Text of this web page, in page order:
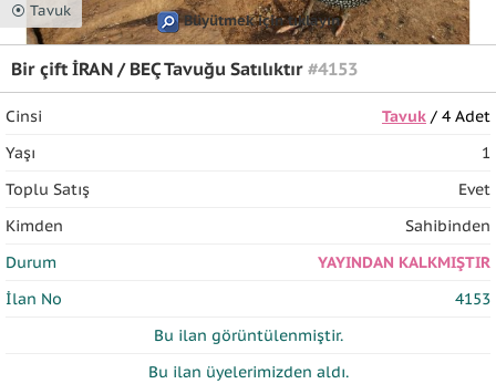
⦿ Tavuk
Büyütmek için tıklayın
Bir çift İRAN / BEÇ Tavuğu Satılıktır #4153
Cinsi Tavuk/ 4 Adet
Yaşı
1
Toplu Satış
Evet
Kimden
Sahibinden
Durum
YAYINDAN KALKMIŞTIR
İlan No
4153
Bu ilan görüntülenmiştir.
Bu ilan üyelerimizden aldı.